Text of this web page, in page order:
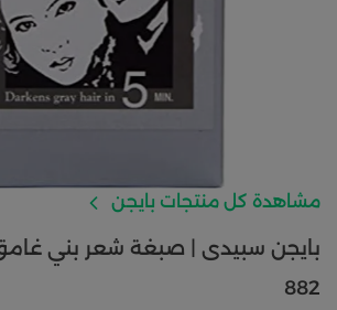
مشاهدة كل منتجات بايجن
بايجن سبيدى | صبغة شعر بني غامق
882